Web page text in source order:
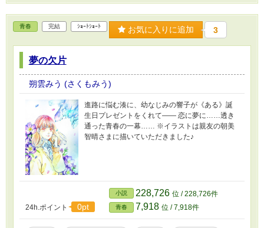
青春 完結 ｼｮｰﾄｼｮｰﾄ お気に入りに追加 3
夢の欠片
朔雲みう (さくもみう)
進路に悩む湊に、幼なじみの響子が《ある》誕
生日プレゼントをくれて―― 恋に夢に……透き
通った青春の一幕…… ※イラストは親友の朝美
智晴さまに描いていただきました♪
24h.ポイント 0pt
小説 228,726 位 / 228,726件
青春 7,918 位 / 7,918件